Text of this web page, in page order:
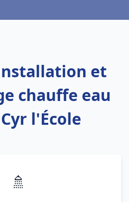
et
chauffe eau
l'École
🚿